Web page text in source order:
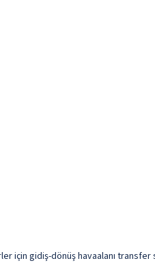
için gidiş-dönüş havaalanı